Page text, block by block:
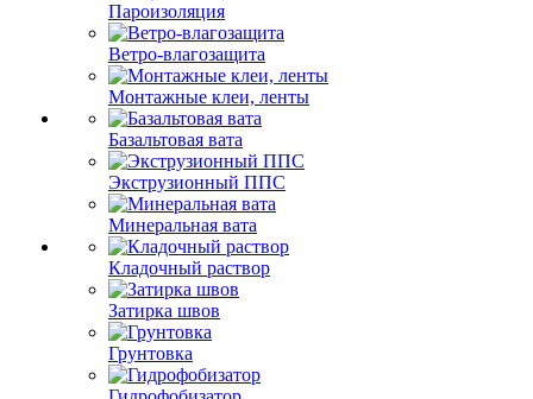
Пароизоляция
Ветро-влагозащита
Монтажные клеи, ленты
Базальтовая вата
Экструзионный ППС
Минеральная вата
Кладочный раствор
Затирка швов
Грунтовка